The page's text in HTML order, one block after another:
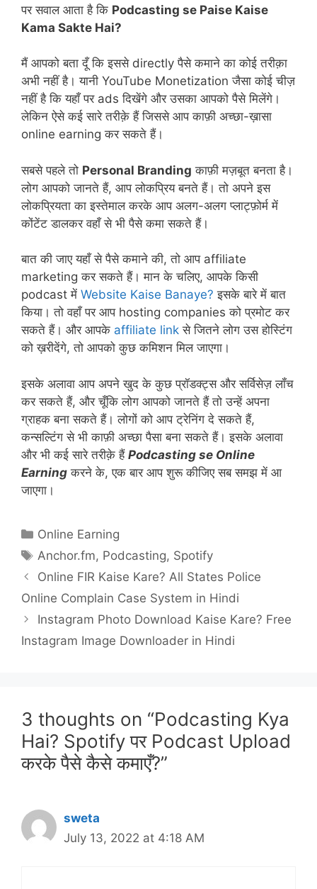
पर सवाल आता है कि Podcasting se Paise Kaise
Kama Sakte Hai?
मैं आपको बता दूँ कि इससे directly पैसे कमाने का कोई तरीक़ा
अभी नहीं है। यानी YouTube Monetization जैसा कोई चीज़
नहीं है कि यहाँ पर ads दिखेंगे और उसका आपको पैसे मिलेंगे।
लेकिन ऐसे कई सारे तरीक़े हैं जिससे आप काफ़ी अच्छा-ख़ासा
online earning कर सकते हैं।
सबसे पहले तो Personal Branding काफ़ी मज़बूत बनता है।
लोग आपको जानते हैं, आप लोकप्रिय बनते हैं। तो अपने इस
लोकप्रियता का इस्तेमाल करके आप अलग-अलग प्लाट्फ़ोर्म में
कोंटेंट डालकर वहाँ से भी पैसे कमा सकते हैं।
बात की जाए यहाँ से पैसे कमाने की, तो आप affiliate
marketing कर सकते हैं। मान के चलिए, आपके किसी
podcast में Website Kaise Banaye? इसके बारे में बात
किया। तो वहाँ पर आप hosting companies को प्रमोट कर
सकते हैं। और आपके affiliate link से जितने लोग उस होस्टिंग
को ख़रीदेंगे, तो आपको कुछ कमिशन मिल जाएगा।
इसके अलावा आप अपने खुद के कुछ प्रॉडक्ट्स और सर्विसेज़ लॉंच
कर सकते हैं, और चूँकि लोग आपको जानते हैं तो उन्हें अपना
ग्राहक बना सकते हैं। लोगों को आप ट्रेनिंग दे सकते हैं,
कन्सल्टिंग से भी काफ़ी अच्छा पैसा बना सकते हैं। इसके अलावा
और भी कई सारे तरीक़े हैं Podcasting se Online
Earning करने के, एक बार आप शुरू कीजिए सब समझ में आ
जाएगा।
Categories
Online Earning
Tags
Anchor.fm, Podcasting, Spotify
Online FIR Kaise Kare? All States Police
Online Complain Case System in Hindi
Instagram Photo Download Kaise Kare? Free
Instagram Image Downloader in Hindi
3 thoughts on “Podcasting Kya
Hai? Spotify पर Podcast Upload
करके पैसे कैसे कमाएँ?”
sweta
July 13, 2022 at 4:18 AM